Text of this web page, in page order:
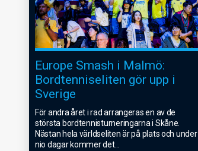
Europe Smash i Malmö:
Bordtenniseliten gör upp i
Sverige
För andra året i rad arrangeras en av de
största bordtennisturneringarna i Skåne.
Nästan hela världseliten är på plats och under
nio dagar kommer det...